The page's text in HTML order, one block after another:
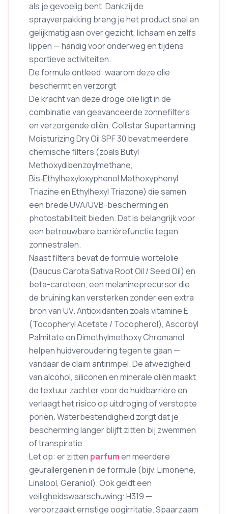
als je gevoelig bent. Dankzij de
sprayverpakking breng je het product snel en
gelijkmatig aan over gezicht, lichaam en zelfs
lippen — handig voor onderweg en tijdens
sportieve activiteiten.
De formule ontleed: waarom deze olie
beschermt en verzorgt
De kracht van deze droge olie ligt in de
combinatie van geavanceerde zonnefilters
en verzorgende oliën. Collistar Supertanning
Moisturizing Dry Oil SPF 30 bevat meerdere
chemische filters (zoals Butyl
Methoxydibenzoylmethane,
Bis‑Ethylhexyloxyphenol Methoxyphenyl
Triazine en Ethylhexyl Triazone) die samen
een brede UVA/UVB-bescherming en
photostabiliteit bieden. Dat is belangrijk voor
een betrouwbare barrièrefunctie tegen
zonnestralen.
Naast filters bevat de formule wortelolie
(Daucus Carota Sativa Root Oil / Seed Oil) en
beta-caroteen, een melanineprecursor die
de bruining kan versterken zonder een extra
bron van UV. Antioxidanten zoals vitamine E
(Tocopheryl Acetate / Tocopherol), Ascorbyl
Palmitate en Dimethylmethoxy Chromanol
helpen huidveroudering tegen te gaan —
vandaar de claim antirimpel. De afwezigheid
van alcohol, siliconen en minerale oliën maakt
de textuur zachter voor de huidbarrière en
verlaagt het risico op uitdroging of verstopte
poriën. Waterbestendigheid zorgt dat je
bescherming langer blijft zitten bij zwemmen
of transpiratie.
Let op: er zitten parfumen meerdere
geurallergenen in de formule (bijv. Limonene,
Linalool, Geraniol). Ook geldt een
veiligheidswaarschuwing: H319 —
veroorzaakt ernstige oogirritatie. Spaarzaam